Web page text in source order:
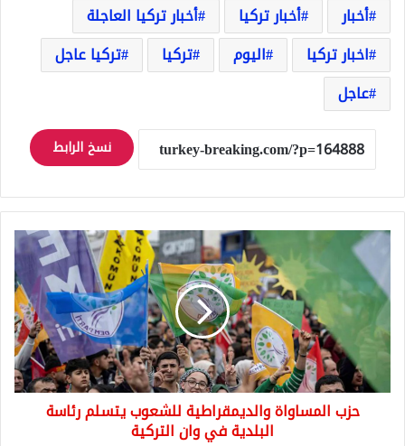
أخبار أخبار تركيا
أخبار تركيا العاجلة
اخبار تركيا
اليوم تركيا
تركيا عاجل
عاجل
نسخ الرابط
حزب
المساواة
والديمقراطية
للشعوب
يتسلم
رئاسة
البلدية
وان
التركيةحزب المساواة والديمقراطية للشعوب يتسلم رئاسة
البلدية في وان التركية